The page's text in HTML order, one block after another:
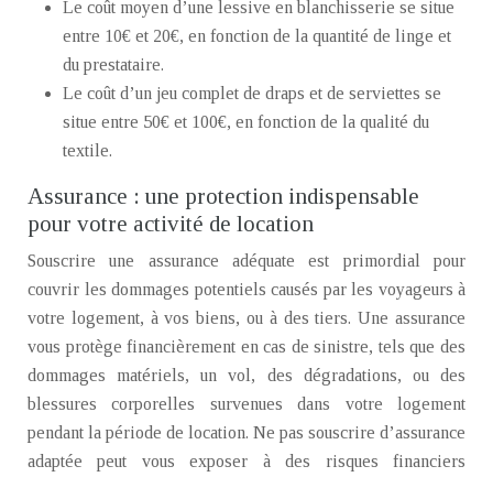
Le coût moyen d’une lessive en blanchisserie se situe
entre 10€ et 20€, en fonction de la quantité de linge et
du prestataire.
Le coût d’un jeu complet de draps et de serviettes se
situe entre 50€ et 100€, en fonction de la qualité du
textile.
Assurance : une protection indispensable
pour votre activité de location
Souscrire une assurance adéquate est primordial pour
couvrir les dommages potentiels causés par les voyageurs à
votre logement, à vos biens, ou à des tiers. Une assurance
vous protège financièrement en cas de sinistre, tels que des
dommages matériels, un vol, des dégradations, ou des
blessures corporelles survenues dans votre logement
pendant la période de location. Ne pas souscrire d’assurance
adaptée peut vous exposer à des risques financiers